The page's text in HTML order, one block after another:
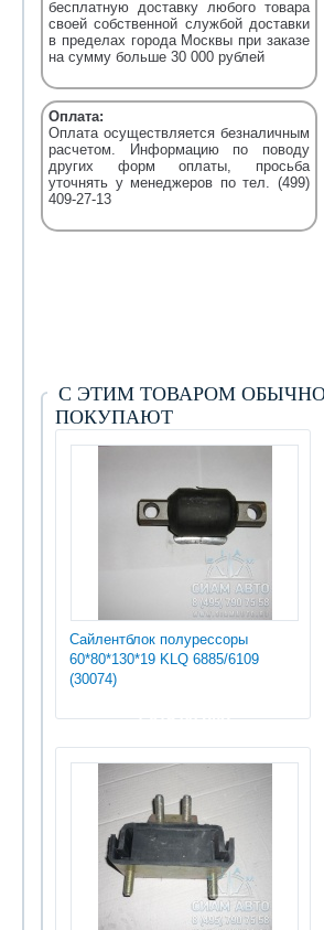
бесплатную доставку любого товара
своей собственной службой доставки
в пределах города Москвы при заказе
на сумму больше 30 000 рублей
Оплата:
Оплата осуществляется безналичным
расчетом. Информацию по поводу
других форм оплаты, просьба
уточнять у менеджеров по тел. (499)
409-27-13
С ЭТИМ ТОВАРОМ
ПОКУПАЮТ
Сайлентблок полурессоры
60*80*130*19 KLQ 6885/6109
(30074)
1 815.00 руб